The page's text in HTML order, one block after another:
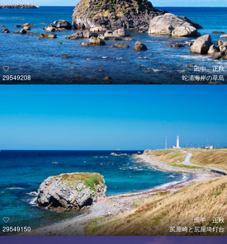
29549208
田中 正秋
蛇浦海岸の草島
29549150
田中 正秋
尻屋崎と尻屋埼灯台